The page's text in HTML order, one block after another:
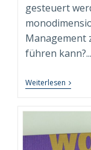
gesteuert
Management
führen kann?...
Weiterlesen
Beim